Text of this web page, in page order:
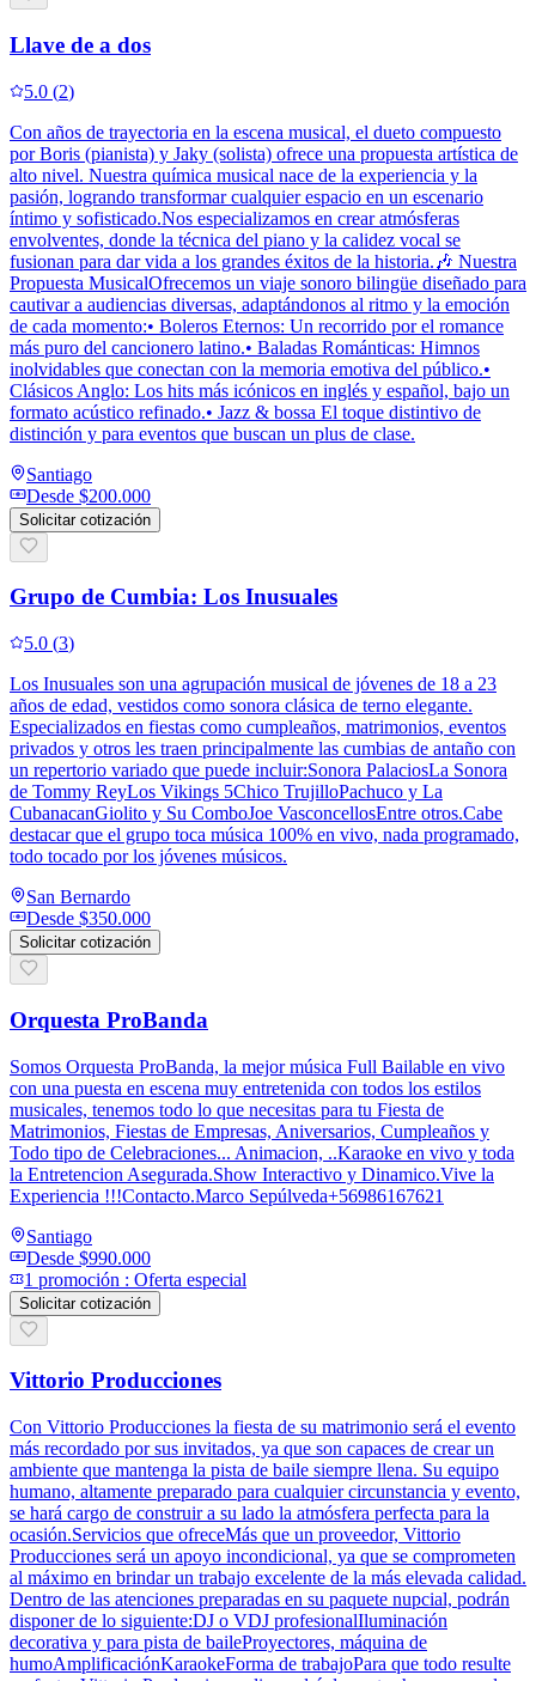
Llave de a dos
5.0 (2)
Con años de trayectoria en la escena musical, el dueto compuesto
por Boris (pianista) y Jaky (solista) ofrece una propuesta artística de
alto nivel. Nuestra química musical nace de la experiencia y la
pasión, logrando transformar cualquier espacio en un escenario
íntimo y sofisticado.Nos especializamos en crear atmósferas
envolventes, donde la técnica del piano y la calidez vocal se
fusionan para dar vida a los grandes éxitos de la historia.🎶 Nuestra
Propuesta MusicalOfrecemos un viaje sonoro bilingüe diseñado para
cautivar a audiencias diversas, adaptándonos al ritmo y la emoción
de cada momento:• Boleros Eternos: Un recorrido por el romance
más puro del cancionero latino.• Baladas Románticas: Himnos
inolvidables que conectan con la memoria emotiva del público.•
Clásicos Anglo: Los hits más icónicos en inglés y español, bajo un
formato acústico refinado.• Jazz & bossa El toque distintivo de
distinción y para eventos que buscan un plus de clase.
Santiago
Desde $200.000
Solicitar cotización
Grupo de Cumbia: Los Inusuales
5.0 (3)
Los Inusuales son una agrupación musical de jóvenes de 18 a 23
años de edad, vestidos como sonora clásica de terno elegante.
Especializados en fiestas como cumpleaños, matrimonios, eventos
privados y otros les traen principalmente las cumbias de antaño con
un repertorio variado que puede incluir:Sonora PalaciosLa Sonora
de Tommy ReyLos Vikings 5Chico TrujilloPachuco y La
CubanacanGiolito y Su ComboJoe VasconcellosEntre otros.Cabe
destacar que el grupo toca música 100% en vivo, nada programado,
todo tocado por los jóvenes músicos.
San Bernardo
Desde $350.000
Solicitar cotización
Orquesta ProBanda
Somos Orquesta ProBanda, la mejor música Full Bailable en vivo
con una puesta en escena muy entretenida con todos los estilos
musicales, tenemos todo lo que necesitas para tu Fiesta de
Matrimonios, Fiestas de Empresas, Aniversarios, Cumpleaños y
Todo tipo de Celebraciones... Animacion, ..Karaoke en vivo y toda
la Entretencion Asegurada.Show Interactivo y Dinamico.Vive la
Experiencia !!!Contacto.Marco Sepúlveda+56986167621
Santiago
Desde $990.000
1 promoción : Oferta especial
Solicitar cotización
Vittorio Producciones
Con Vittorio Producciones la fiesta de su matrimonio será el evento
más recordado por sus invitados, ya que son capaces de crear un
ambiente que mantenga la pista de baile siempre llena. Su equipo
humano, altamente preparado para cualquier circunstancia y evento,
se hará cargo de construir a su lado la atmósfera perfecta para la
ocasión.Servicios que ofreceMás que un proveedor, Vittorio
Producciones será un apoyo incondicional, ya que se comprometen
al máximo en brindar un trabajo excelente de la más elevada calidad.
Dentro de las atenciones preparadas en su paquete nupcial, podrán
disponer de lo siguiente:DJ o VDJ profesionalIluminación
decorativa y para pista de baileProyectores, máquina de
humoAmplificaciónKaraokeForma de trabajoPara que todo resulte